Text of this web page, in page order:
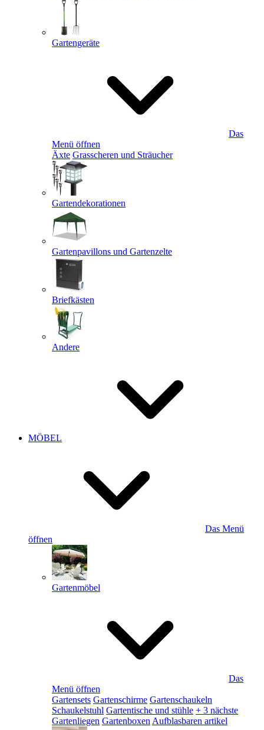
Gartengeräte
Das
Menü öffnen
Äxte Grasscheren und Sträucher
Gartendekorationen
Gartenpavillons und Gartenzelte
Briefkästen
Andere
MÖBEL
Das Menü
öffnen
Gartenmöbel
Das
Menü öffnen
Gartensets Gartenschirme Gartenschaukeln
Schaukelstuhl Gartentische und stühle + 3 nächste
Gartenliegen Gartenboxen Aufblasbaren artikel